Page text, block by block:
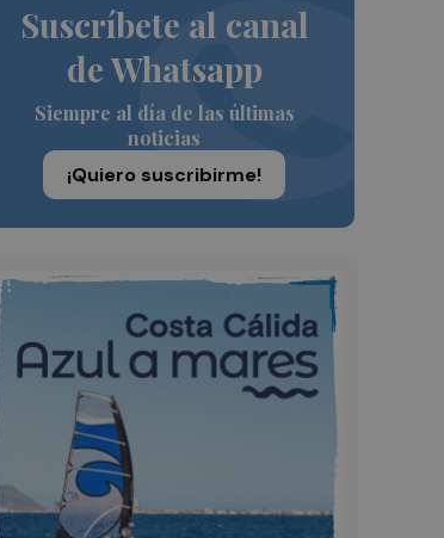
Suscríbete al canal
de Whatsapp
Siempre al día de las últimas
noticias
¡Quiero suscribirme!